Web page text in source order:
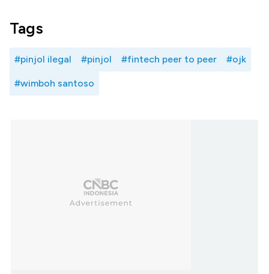
Tags
#pinjol ilegal #pinjol #fintech peer to peer #ojk
#wimboh santoso